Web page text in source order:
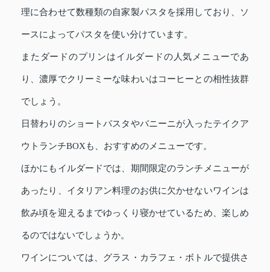
理に合わせて数種類の自家製パスタを採用しており、ソ
ースによってパスタを使い分けています。
またダードのプリンはイルダードの人気メニューであ
り、濃厚でクリーミーな味わいはコーヒーとの相性抜群
でしょう。
日替わりのショートパスタやバニーニが入ったテイクア
ウトランチBOXも、おすすめのメニューです。
ほかにもイルダードでは、期間限定のランチメニューが
あったり、イタリアン料理のお供に欠かせないワインは
飲み頃を迎えるまでゆっくり寝かせているため、楽しめ
るのではないでしょうか。
ワインについては、グラス・カラフェ・ボトルで提供さ